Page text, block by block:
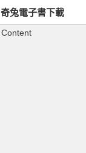
奇兔電子書下載
Content